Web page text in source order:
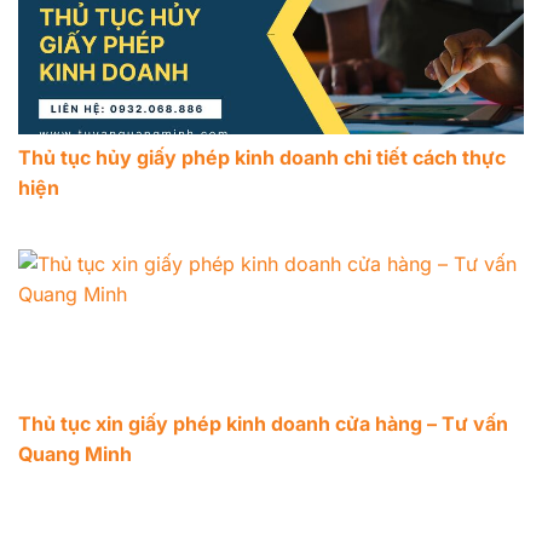
Thủ tục hủy giấy phép kinh doanh chi tiết cách thực
hiện
Thủ tục xin giấy phép kinh doanh cửa hàng – Tư vấn
Quang Minh